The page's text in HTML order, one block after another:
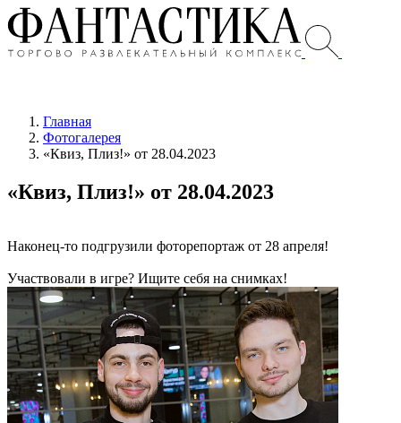
Главная
Фотогалерея
«Квиз, Плиз!» от 28.04.2023
«Квиз, Плиз!» от 28.04.2023
Наконец-то подгрузили фоторепортаж от 28 апреля!
Участвовали в игре? Ищите себя на снимках!